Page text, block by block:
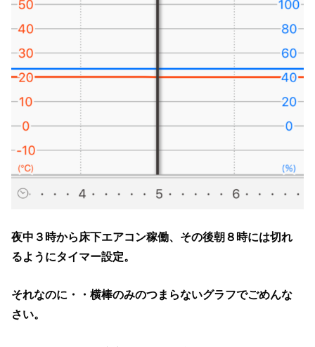
夜中３時から床下エアコン稼働、その後朝８時には切れ
るようにタイマー設定。
それなのに・・横棒のみのつまらないグラフでごめんな
さい。